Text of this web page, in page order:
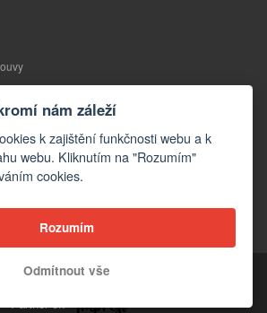
Copyright © 2026 Picasee
Partner of:
nám záleží
k zajištění funkčnosti webu a k
webu. Kliknutím na "Rozumím"
cookies.
Rozumím
Odmítnout vše